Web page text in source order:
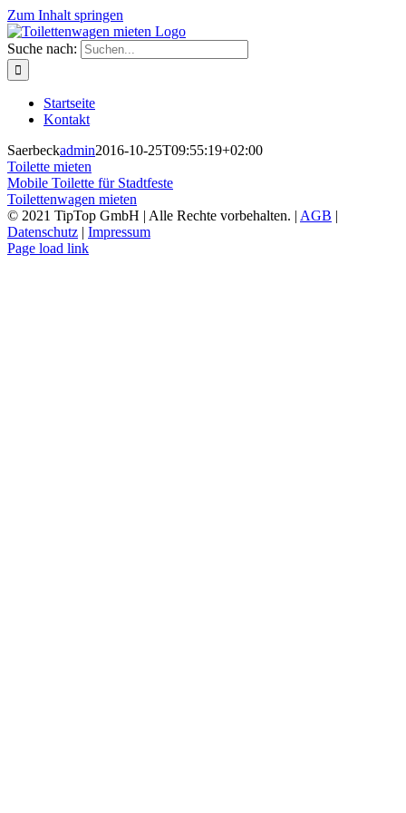
Zum Inhalt springen
Suche nach:
Startseite
Kontakt
Saerbeckadmin2016-10-25T09:55:19+02:00
Toilette mieten
Mobile Toilette für Stadtfeste
Toilettenwagen mieten
© 2021 TipTop GmbH | Alle Rechte vorbehalten. | AGB |
Datenschutz | Impressum
Page load link